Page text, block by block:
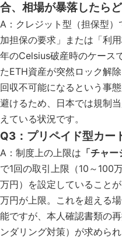
合、相場が暴落したら
A：クレジット型（担保型
加担保の要求」または「利
年のCelsius破産時のケース
たETH資産が突然ロック解
回収不可能になるという事
避けるため、日本では規制
えている状況です。
Q3：プリペイド型カー
A：制度上の上限は 「チャー
で1回の取引上限（10～100
万円）を設定していること
万円が上限。これを超える
能ですが、本人確認書類の
ンダリング対策）が求められ